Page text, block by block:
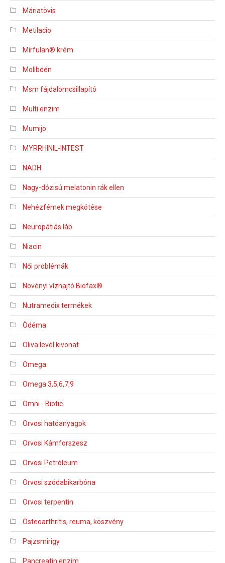
Máriatövis
Metilacio
Mirfulan® krém
Molibdén
Msm fájdalomcsillapító
Multi enzim
Mumijo
MYRRHINIL-INTEST
NADH
Nagy-dózisú melatonin rák ellen
Nehézfémek megkötése
Neuropátiás láb
Niacin
Női problémák
Növényi vízhajtó Biofax®
Nutramedix termékek
Ödéma
Oliva levél kivonat
Omega
Omega 3,5,6,7,9
Omni - Biotic
Orvosi hatóanyagok
Orvosi Kámforszesz
Orvosi Petróleum
Orvosi szódabikarbóna
Orvosi terpentin
Osteoarthritis, reuma, köszvény
Pajzsmirigy
Pancreatin enzim